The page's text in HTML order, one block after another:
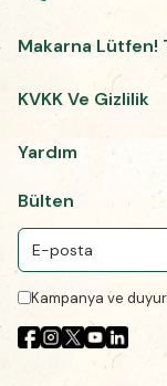
Makarna Lütfen!
KVKK Ve Gizlilik
Yardım
Bülten
Kampanya ve